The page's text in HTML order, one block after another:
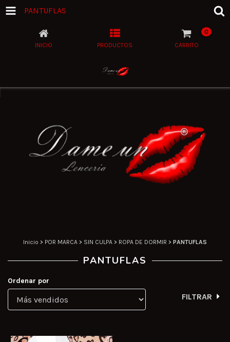
PANTUFLAS
INICIO PRODUCTOS CARRITO
0
Inicio > POR MARCA > SIN CULPA > ROPA DE DORMIR > PANTUFLAS
PANTUFLAS
Ordenar por
FILTRAR